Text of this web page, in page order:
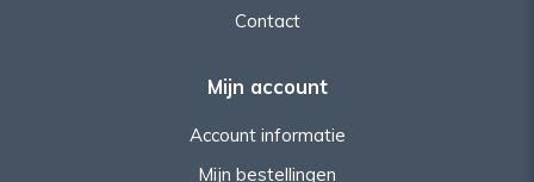
Contact
Mijn account
Account informatie
Mijn bestellingen